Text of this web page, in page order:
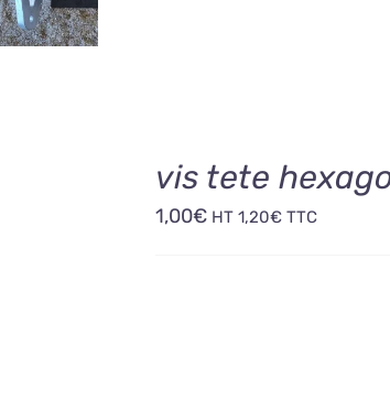
vis tete
1,00€ HT 1,20€ TTC